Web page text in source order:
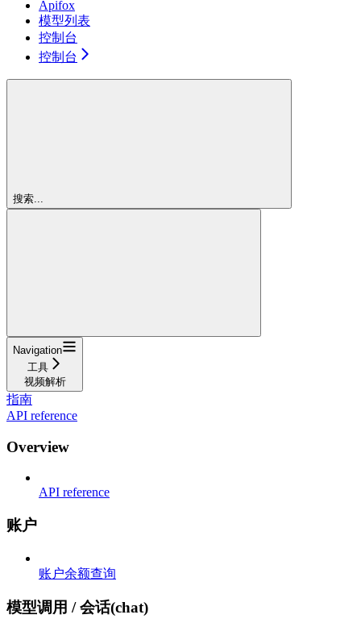
Apifox
模型列表
控制台
控制台
搜索...
Navigation
工具
视频解析
指南
API reference
Overview
API reference
账户
账户余额查询
模型调用 / 会话(chat)